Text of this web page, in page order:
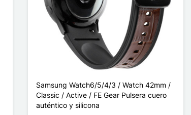
Samsung Watch6/5/4/3 / Watch 42mm /
Classic / Active / FE Gear Pulsera cuero
auténtico y silicona